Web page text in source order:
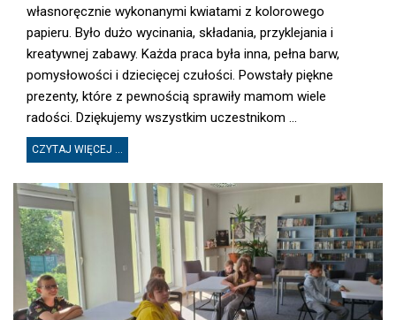
własnoręcznie wykonanymi kwiatami z kolorowego
papieru. Było dużo wycinania, składania, przyklejania i
kreatywnej zabawy. Każda praca była inna, pełna barw,
pomysłowości i dziecięcej czułości. Powstały piękne
prezenty, które z pewnością sprawiły mamom wiele
radości. Dziękujemy wszystkim uczestnikom ...
CZYTAJ WIĘCEJ ...